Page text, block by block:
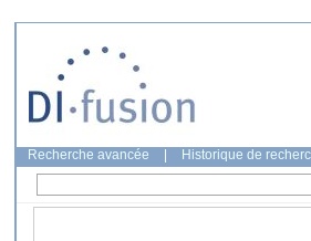
Recherche avancée Historique de